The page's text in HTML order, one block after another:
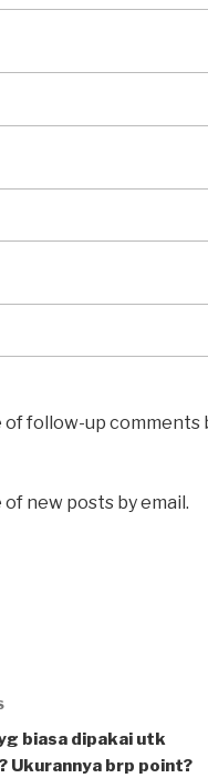
of follow-up comments
of new posts by email.
biasa dipakai utk
Ukurannya brp point?